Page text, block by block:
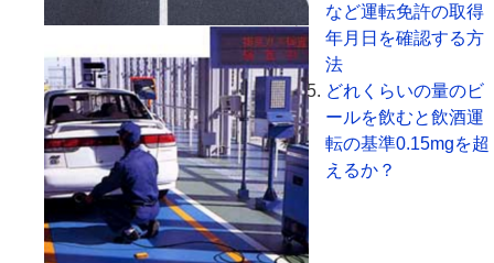
など運転免許の取得
年月日を確認する方
法
どれくらいの量のビ
ールを飲むと飲酒運
転の基準0.15mgを超
えるか？